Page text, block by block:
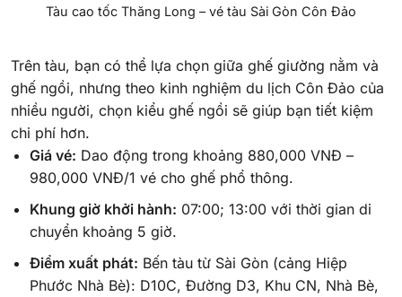
Tàu cao tốc Thăng Long – vé tàu Sài Gòn Côn Đảo
Trên tàu, bạn có thể lựa chọn giữa ghế giường nằm và
ghế ngồi, nhưng theo kinh nghiệm du lịch Côn Đảo của
nhiều người, chọn kiểu ghế ngồi sẽ giúp bạn tiết kiệm
chi phí hơn.
Giá vé: Dao động trong khoảng 880,000 VNĐ –
980,000 VNĐ/1 vé cho ghế phổ thông.
Khung giờ khởi hành: 07:00; 13:00 với thời gian di
chuyển khoảng 5 giờ.
Điểm xuất phát: Bến tàu từ Sài Gòn (cảng Hiệp
Phước Nhà Bè): D10C, Đường D3, Khu CN, Nhà Bè,